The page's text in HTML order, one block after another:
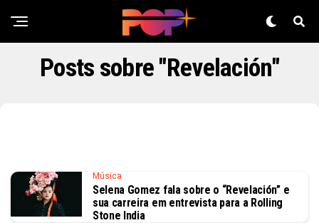
Posts sobre "Revelación"
Música
Selena Gomez fala sobre o “Revelación” e
sua carreira em entrevista para a Rolling
Stone India